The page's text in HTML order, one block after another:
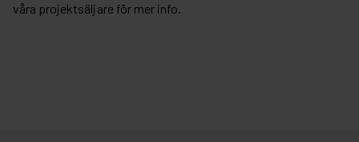
våra projektsäljare för mer info.